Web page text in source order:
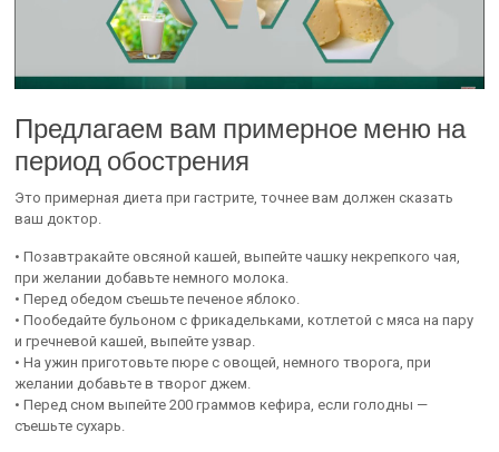
Предлагаем вам примерное меню на
период обострения
Это примерная диета при гастрите, точнее вам должен сказать
ваш доктор.
• Позавтракайте овсяной кашей, выпейте чашку некрепкого чая,
при желании добавьте немного молока.
• Перед обедом съешьте печеное яблоко.
• Пообедайте бульоном с фрикадельками, котлетой с мяса на пару
и гречневой кашей, выпейте узвар.
• На ужин приготовьте пюре с овощей, немного творога, при
желании добавьте в творог джем.
• Перед сном выпейте 200 граммов кефира, если голодны —
съешьте сухарь.